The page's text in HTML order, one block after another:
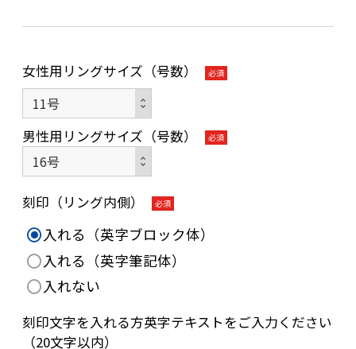
女性用リングサイズ（号数） 必須
男性用リングサイズ（号数） 必須
刻印（リング内側） 必須
入れる（英字ブロック体）
入れる（英字筆記体）
入れない
刻印文字を入れる方英字テキストをご入力ください
（20文字以内）